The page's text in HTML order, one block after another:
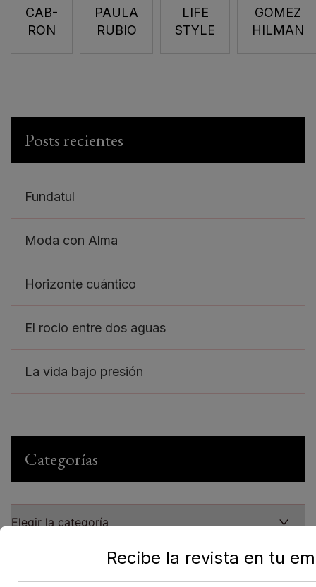
CAB-
RON
PAULA
RUBIO
LIFE
STYLE
GOMEZ
HILMAN
Posts recientes
Fundatul
Moda con Alma
Horizonte cuántico
El rocio entre dos aguas
La vida bajo presión
Categorías
Recibe la revista en tu